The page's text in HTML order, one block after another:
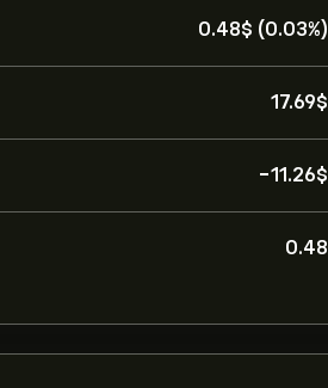
0.48‎$‎ (0.03%)
17.69‎$‎
-11.26‎$‎
0.48